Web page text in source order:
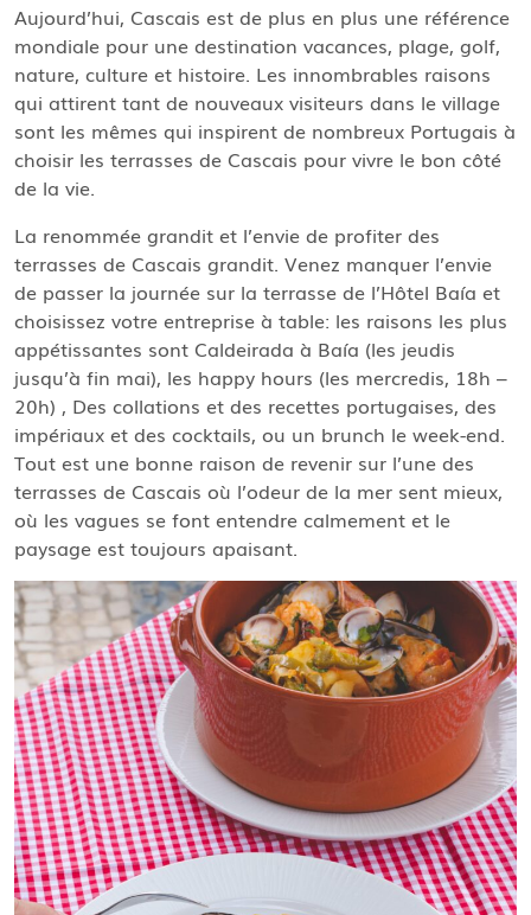
Aujourd’hui, Cascais est de plus en plus une référence
mondiale pour une destination vacances, plage, golf,
nature, culture et histoire. Les innombrables raisons
qui attirent tant de nouveaux visiteurs dans le village
sont les mêmes qui inspirent de nombreux Portugais à
choisir les terrasses de Cascais pour vivre le bon côté
de la vie.
La renommée grandit et l’envie de profiter des
terrasses de Cascais grandit. Venez manquer l’envie
de passer la journée sur la terrasse de l’Hôtel Baía et
choisissez votre entreprise à table: les raisons les plus
appétissantes sont Caldeirada à Baía (les jeudis
jusqu’à fin mai), les happy hours (les mercredis, 18h –
20h) , Des collations et des recettes portugaises, des
impériaux et des cocktails, ou un brunch le week-end.
Tout est une bonne raison de revenir sur l’une des
terrasses de Cascais où l’odeur de la mer sent mieux,
où les vagues se font entendre calmement et le
paysage est toujours apaisant.